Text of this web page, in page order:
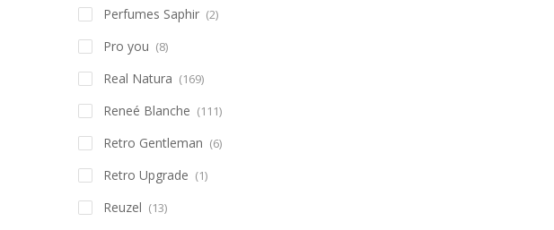
Perfumes Saphir (2)
Pro you (8)
Real Natura (169)
Reneé Blanche (111)
Retro Gentleman (6)
Retro Upgrade (1)
Reuzel (13)